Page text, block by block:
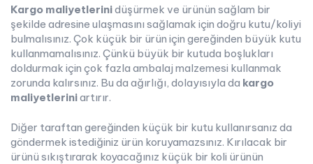
Kargo maliyetlerinidüşürmek ve ürünün sağlam bir
şekilde adresine ulaşmasını sağlamak için doğru kutu/koliyi
bulmalısınız. Çok küçük bir ürün için gereğinden büyük kutu
kullanmamalısınız. Çünkü büyük bir kutuda boşlukları
doldurmak için çok fazla ambalaj malzemesi kullanmak
zorunda kalırsınız. Bu da ağırlığı, dolayısıyla da kargo
maliyetleriniartırır.
Diğer taraftan gereğinden küçük bir kutu kullanırsanız da
göndermek istediğiniz ürün koruyamazsınız. Kırılacak bir
ürünü sıkıştırarak koyacağınız küçük bir koli ürünün